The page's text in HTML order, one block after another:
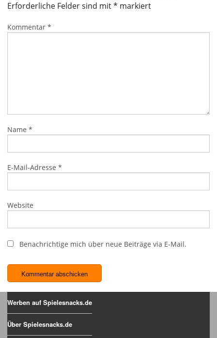
Erforderliche Felder sind mit* markiert
Kommentar *
Name *
E-Mail-Adresse *
Website
Benachrichtige mich über neue Beiträge via E-Mail.
Werben auf Spielesnacks.de
Über Spielesnacks.de